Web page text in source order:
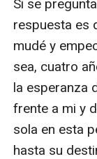
Si se
respuesta es
mudé y
sea, cuatro
la esperanza
frente a mi y
sola en esta
hasta su